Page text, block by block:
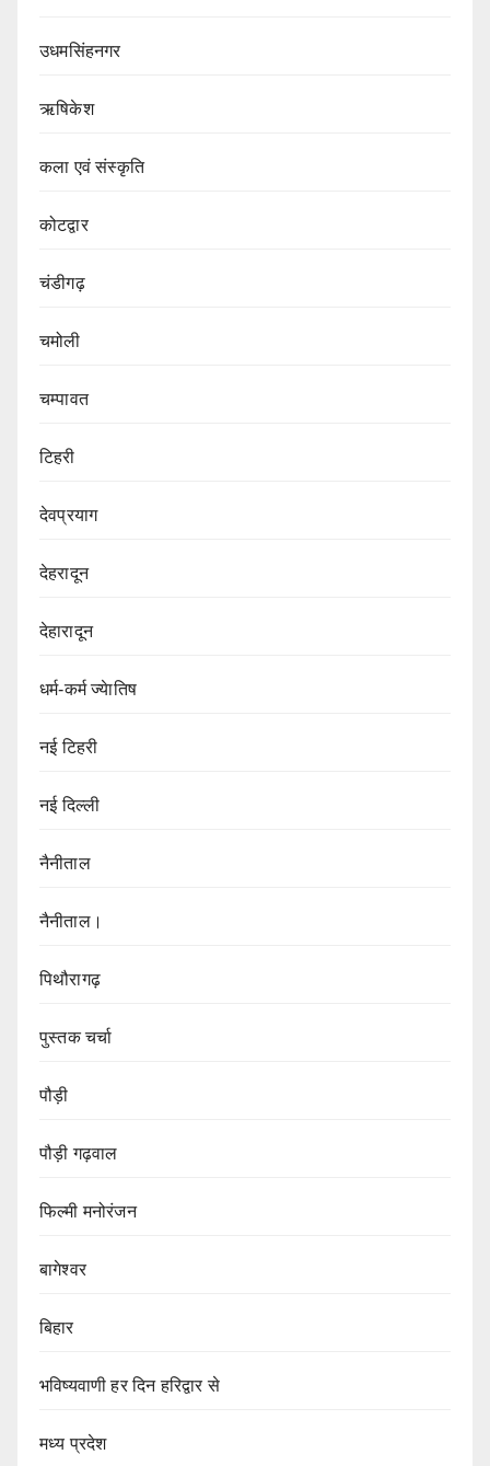
उधमसिंहनगर
ऋषिकेश
कला एवं संस्कृति
कोटद्वार
चंडीगढ़
चमोली
चम्पावत
टिहरी
देवप्रयाग
देहरादून
देहारादून
धर्म-कर्म ज्येातिष
नई टिहरी
नई दिल्ली
नैनीताल
नैनीताल।
पिथौरागढ़
पुस्तक चर्चा
पौड़ी
पौड़ी गढ़वाल
फिल्मी मनोरंजन
बागेश्वर
बिहार
भविष्यवाणी हर दिन हरिद्वार से
मध्य प्रदेश